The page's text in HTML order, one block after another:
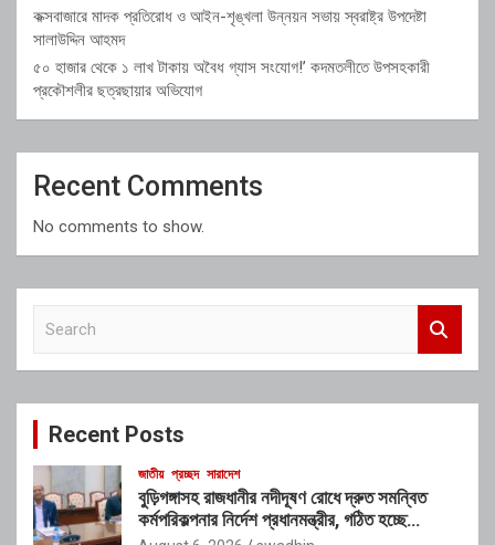
কক্সবাজারে মাদক প্রতিরোধ ও আইন-শৃঙ্খলা উন্নয়ন সভায় স্বরাষ্ট্র উপদেষ্টা
সালাউদ্দিন আহমদ
৫০ হাজার থেকে ১ লাখ টাকায় অবৈধ গ্যাস সংযোগ!’ কদমতলীতে উপসহকারী
প্রকৌশলীর ছত্রছায়ার অভিযোগ
Recent Comments
No comments to show.
c
Recent Posts
জাতীয় প্রচ্ছদ সারাদেশ
বুড়িগঙ্গাসহ রাজধানীর নদীদূষণ রোধে দ্রুত সমন্বিত
কর্মপরিকল্পনার নির্দেশ প্রধানমন্ত্রীর, গঠিত হচ্ছে